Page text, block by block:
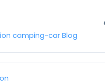
camping-carBlog